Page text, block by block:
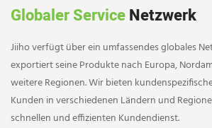
Globaler ServiceNetzwerk
Jiiho verfügt über ein umfassendes globales
exportiert seine Produkte nach Europa,
weitere Regionen. Wir bieten
Kunden in verschiedenen Ländern und
schnellen und effizienten Kundendienst.